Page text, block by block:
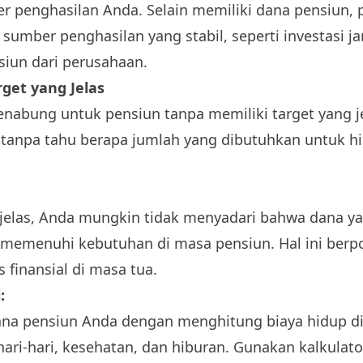
penghasilan Anda. Selain memiliki dana pensiun,
penghasilan yang stabil, seperti investasi
dari perusahaan.
yang Jelas
untuk pensiun tanpa memiliki target yang
tahu berapa jumlah yang dibutuhkan untuk
Anda mungkin tidak menyadari bahwa dana
kebutuhan di masa pensiun. Hal ini
finansial di masa tua.
pensiun Anda dengan menghitung biaya hidup
hari, kesehatan, dan hiburan. Gunakan